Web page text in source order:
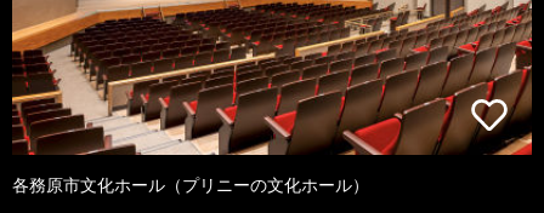
各務原市文化ホール（プリニーの文化ホール）